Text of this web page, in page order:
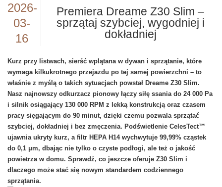
2026-
03-
16
Premiera Dreame Z30 Slim –
sprzątaj szybciej, wygodniej i
dokładniej
Kurz przy listwach, sierść wplątana w dywan i sprzątanie, które
wymaga kilkukrotnego przejazdu po tej samej powierzchni – to
właśnie z myślą o takich sytuacjach powstał Dreame Z30 Slim.
Nasz najnowszy odkurzacz pionowy łączy siłę ssania do 24 000 Pa
i silnik osiągający 130 000 RPM z lekką konstrukcją oraz czasem
pracy sięgającym do 90 minut, dzięki czemu pozwala sprzątać
szybciej, dokładniej i bez zmęczenia. Podświetlenie CelesTect™
ujawnia ukryty kurz, a filtr HEPA H14 wychwytuje 99,99% cząstek
do 0,1 μm, dbając nie tylko o czyste podłogi, ale też o jakość
powietrza w domu. Sprawdź, co jeszcze oferuje Z30 Slim i
dlaczego może stać się nowym standardem codziennego
sprzątania.